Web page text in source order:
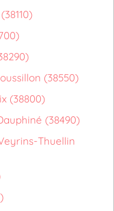
(38550)
(38800)
(38490)
Thuellin